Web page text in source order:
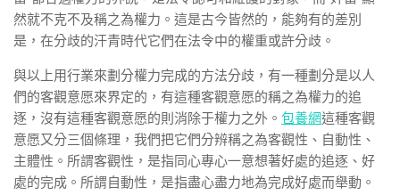
然就不克不及稱之為權力。這是古今皆然的，能夠有的差別
是，在分歧的汗青時代它們在法令中的權重或許分歧。
與以上用行業來劃分權力完成的方法分歧，有一種劃分是以人
們的客觀意愿來界定的，有這種客觀意愿的稱之為權力的追
逐，沒有這種客觀意愿的則消除于權力之外。 包養網這種客觀
意愿又分三個條理，我們把它們分辨稱之為客觀性、自動性、
主體性。所謂客觀性，是指同心專心一意想著好處的追逐、好
處的完成。所謂自動性，是指盡心盡力地為完成好處而舉動。